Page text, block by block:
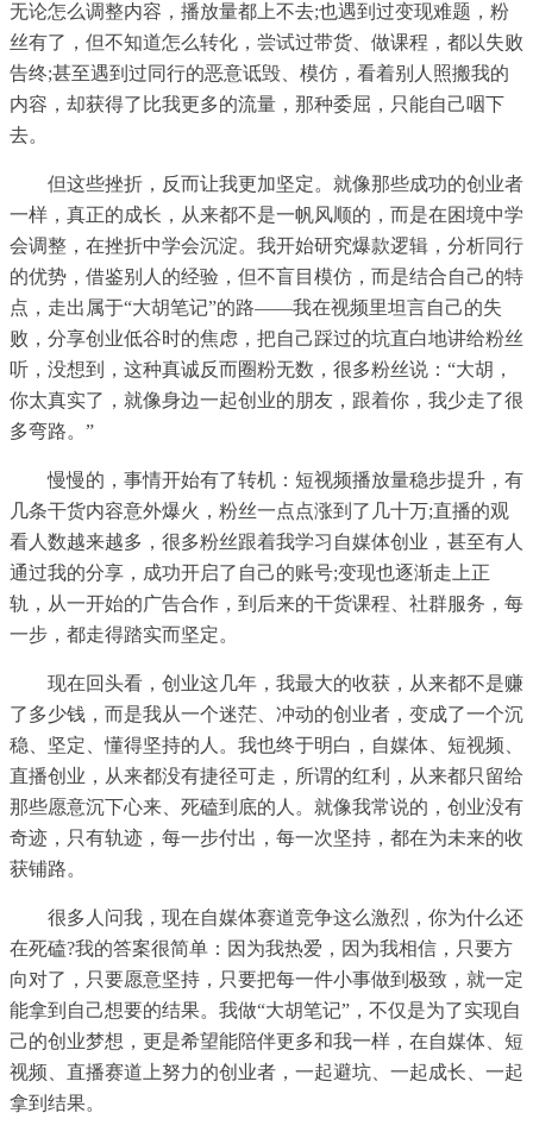
无论怎么调整内容，播放量都上不去;也遇到过变现难题，粉
丝有了，但不知道怎么转化，尝试过带货、做课程，都以失败
告终;甚至遇到过同行的恶意诋毁、模仿，看着别人照搬我的
内容，却获得了比我更多的流量，那种委屈，只能自己咽下
去。
但这些挫折，反而让我更加坚定。就像那些成功的创业者
一样，真正的成长，从来都不是一帆风顺的，而是在困境中学
会调整，在挫折中学会沉淀。我开始研究爆款逻辑，分析同行
的优势，借鉴别人的经验，但不盲目模仿，而是结合自己的特
点，走出属于“大胡笔记”的路——我在视频里坦言自己的失
败，分享创业低谷时的焦虑，把自己踩过的坑直白地讲给粉丝
听，没想到，这种真诚反而圈粉无数，很多粉丝说：“大胡，
你太真实了，就像身边一起创业的朋友，跟着你，我少走了很
多弯路。”
慢慢的，事情开始有了转机：短视频播放量稳步提升，有
几条干货内容意外爆火，粉丝一点点涨到了几十万;直播的观
看人数越来越多，很多粉丝跟着我学习自媒体创业，甚至有人
通过我的分享，成功开启了自己的账号;变现也逐渐走上正
轨，从一开始的广告合作，到后来的干货课程、社群服务，每
一步，都走得踏实而坚定。
现在回头看，创业这几年，我最大的收获，从来都不是赚
了多少钱，而是我从一个迷茫、冲动的创业者，变成了一个沉
稳、坚定、懂得坚持的人。我也终于明白，自媒体、短视频、
直播创业，从来都没有捷径可走，所谓的红利，从来都只留给
那些愿意沉下心来、死磕到底的人。就像我常说的，创业没有
奇迹，只有轨迹，每一步付出，每一次坚持，都在为未来的收
获铺路。
很多人问我，现在自媒体赛道竞争这么激烈，你为什么还
在死磕?我的答案很简单：因为我热爱，因为我相信，只要方
向对了，只要愿意坚持，只要把每一件小事做到极致，就一定
能拿到自己想要的结果。我做“大胡笔记”，不仅是为了实现自
己的创业梦想，更是希望能陪伴更多和我一样，在自媒体、短
视频、直播赛道上努力的创业者，一起避坑、一起成长、一起
拿到结果。